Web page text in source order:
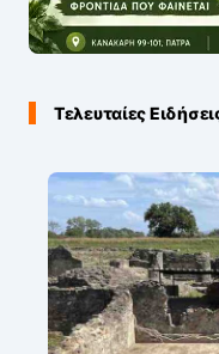
Τελευταίες